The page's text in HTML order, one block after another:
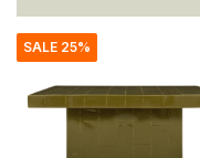
SALE 25%